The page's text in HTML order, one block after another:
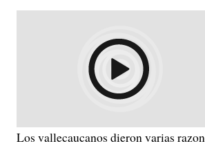
Los vallecaucanos dieron varias